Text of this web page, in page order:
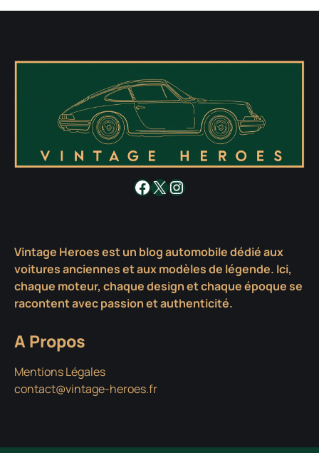
Facebook
X Instagram
Vintage Heroes est un blog automobile dédié aux
voitures anciennes et aux modèles de légende. Ici,
chaque moteur, chaque design et chaque époque se
racontent avec passion et authenticité.
A Propos
Mentions Légales
contact@vintage-heroes.fr